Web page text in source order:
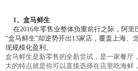
1、盒马鲜生
在2016年零售业整体负重前行之际，阿里
“盒马鲜生”却逆势开出13家店，覆盖上海、
现规模化盈利。
盒马鲜生是新零售的全新尝试，是一家餐厅
大的特点就是你可以直接选择在店里吃海鲜